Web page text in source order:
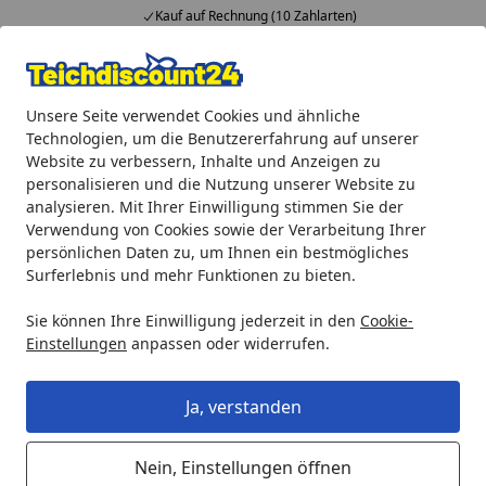
Unsere Seite verwendet Cookies und ähnliche
Technologien, um die Benutzererfahrung auf unserer
Website zu verbessern, Inhalte und Anzeigen zu
personalisieren und die Nutzung unserer Website zu
analysieren. Mit Ihrer Einwilligung stimmen Sie der
Verwendung von Cookies sowie der Verarbeitung Ihrer
persönlichen Daten zu, um Ihnen ein bestmögliches
Surferlebnis und mehr Funktionen zu bieten.
Sie können Ihre Einwilligung jederzeit in den Cookie-
Einstellungen anpassen oder widerrufen.
Ja, verstanden
Nein, Einstellungen öffnen
Kauf auf Rechnung (10 Zahlarten)
Alle Produkte
Mein Konto
Suchen
Startseite
Oase Auslauf 150 / 1 für ProfiClear M 2 - M 5 (26958)
Oase Auslauf 150 / 1 für ProfiClear
M 2 - M 5 (26958)